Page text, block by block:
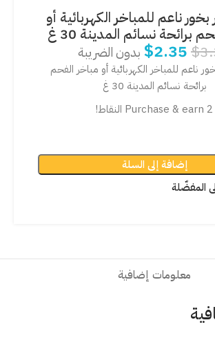
ناعم للمباخر الكهربائية أو
برائحة نسائم المدينة 30 غ
$
$2.35 بدون الضريبة
ناعم للمباخر الكهربائية أو مباخر الفحم
برائحة نسائم المدينة 30 غ
Purchase & earn 2 النقاط!
إضافة إلى السلة
المفضّلة
معلومات إضافية